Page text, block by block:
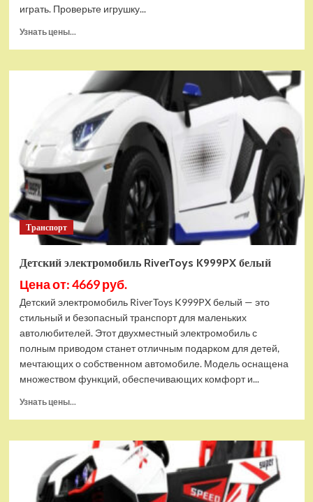
играть. Проверьте игрушку...
Узнать цены...
Тянущаяся
игрушка
Гуджитсу
и
Гигабивень
Водная
Атака
Транспорт
Детский электромобиль RiverToys K999PX белый
Цена от: 4669 руб.
Детский электромобиль RiverToys K999PX белый — это
стильный и безопасный транспорт для маленьких
автолюбителей. Этот двухместный электромобиль с
полным приводом станет отличным подарком для детей,
мечтающих о собственном автомобиле. Модель оснащена
множеством функций, обеспечивающих комфорт и...
Узнать цены...
Детский
электромобиль
RiverToys
K999PX
белый